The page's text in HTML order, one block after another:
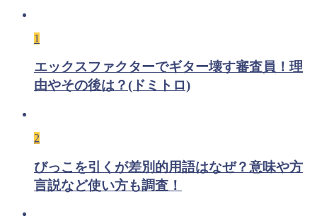
1
エックスファクターでギター壊す審査員！理
由やその後は？(ドミトロ)
2
びっこを引くが差別的用語はなぜ？意味や方
言説など使い方も調査！